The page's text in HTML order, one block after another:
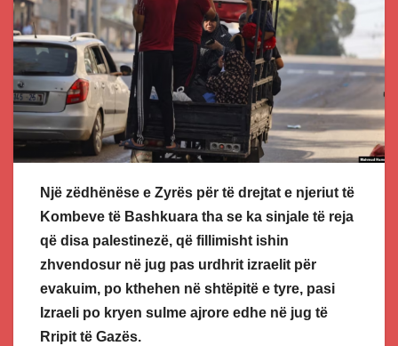
Një zëdhënëse e Zyrës për të drejtat e njeriut të
Kombeve të Bashkuara tha se ka sinjale të reja
që disa palestinezë, që fillimisht ishin
zhvendosur në jug pas urdhrit izraelit për
evakuim, po kthehen në shtëpitë e tyre, pasi
Izraeli po kryen sulme ajrore edhe në jug të
Rripit të Gazës.